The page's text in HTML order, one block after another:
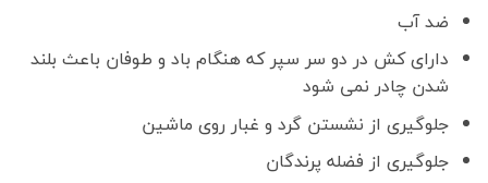
ضد آب
دارای کش در دو سر سپر که هنگام باد و طوفان باعث بلند
شدن چادر نمی شود
جلوگیری از نشستن گرد و غبار روی ماشین
جلوگیری از فضله پرندگان